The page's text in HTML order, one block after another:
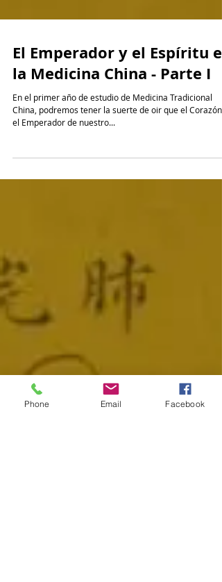
El Emperador y el Espíritu en
la Medicina China - Parte I
el Emperador de nuestro...
Phone Email Facebook